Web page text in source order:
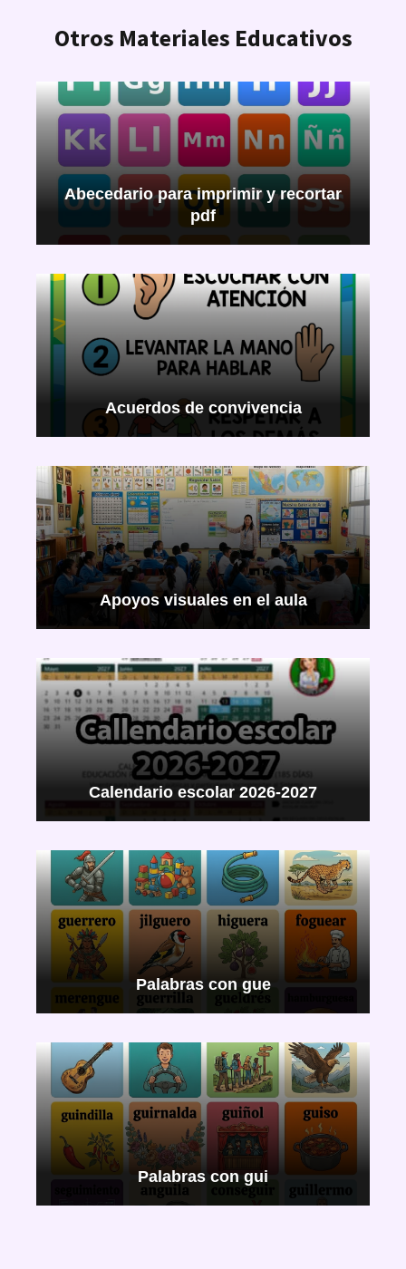
Otros Materiales Educativos
Abecedario para imprimir y recortar
pdf
Acuerdos de convivencia
Apoyos visuales en el aula
Calendario escolar 2026-2027
Palabras con gue
Palabras con gui